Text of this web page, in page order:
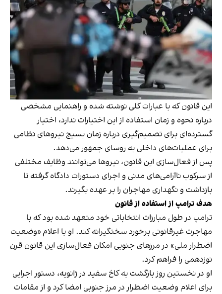
این قانون که با عبارات کلی نوشته شده و راهنمایی مشخصی
درباره نحوه و زمان استفاده از این اختیارات ندارد، اختیار
گسترده‌ای برای تصمیم‌گیری درباره زمان بسیج نیروهای نظامی
برای عملیات‌های داخلی به روسای جمهور می‌دهد.
پس از فعال‌سازی این قانون، نیروها می‌توانند وظایف مختلفی
از سرکوب ناآرامی‌های مدنی و اجرای دستورات دادگاه گرفته تا
بازداشت و نگهداری مهاجران را بر عهده بگیرند.
هدف ترامپ از استفاده از قانون
ترامپ در طول مبارزات انتخاباتی خود متعهد شده بود که با
مهاجرت غیرقانونی برخورد سختگیرانه کند. او با اعلام «وضعیت
اضطرار ملی» در مرزهای جنوبی امکان فعال‌سازی این قانون قرن
نوزدهمی را فراهم کرد.
او در نخستین روز بازگشت به کاخ سفید در ژانویه، دستور اجرایی
برای اعلام وضعیت اضطرار در مرز جنوبی امضا کرد و از مقامات